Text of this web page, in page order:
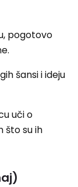
pogotovo
šansi i ideju
uči o
što su ih